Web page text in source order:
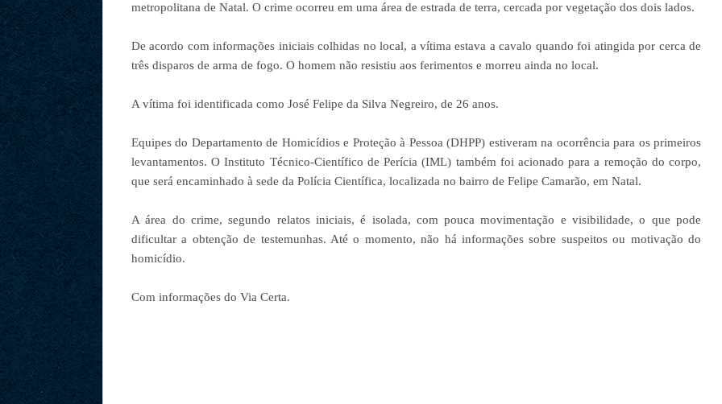
metropolitana de Natal. O crime ocorreu em uma área de estrada de terra, cercada por vegetação dos dois lados.
De acordo com informações iniciais colhidas no local, a vítima estava a cavalo quando foi atingida por cerca de
três disparos de arma de fogo. O homem não resistiu aos ferimentos e morreu ainda no local.
A vítima foi identificada como José Felipe da Silva Negreiro, de 26 anos.
Equipes do Departamento de Homicídios e Proteção à Pessoa (DHPP) estiveram na ocorrência para os primeiros
levantamentos. O Instituto Técnico-Científico de Perícia (IML) também foi acionado para a remoção do corpo,
que será encaminhado à sede da Polícia Científica, localizada no bairro de Felipe Camarão, em Natal.
A área do crime, segundo relatos iniciais, é isolada, com pouca movimentação e visibilidade, o que pode
dificultar a obtenção de testemunhas. Até o momento, não há informações sobre suspeitos ou motivação do
homicídio.
Com informações do Via Certa.